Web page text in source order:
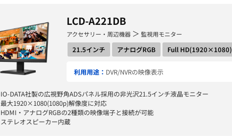
LCD-A221DB
アクセサリー・周辺機器 ＞ 監視用モニター
21.5インチ アナログRGB Full HD(1920×1080)
利用用途： DVR/NVRの映像表示
IO-DATA社製の広視野角ADSパネル採用の非光沢21.5インチ液晶モニター
最大1920×1080(1080p)解像度に対応
HDMI・アナログRGBの2種類の映像端子と接続が可能
ステレオスピーカー内蔵